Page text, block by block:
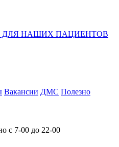
ДЛЯ НАШИХ ПАЦИЕНТОВ
Вакансии ДМС Полезно
с 7-00 до 22-00